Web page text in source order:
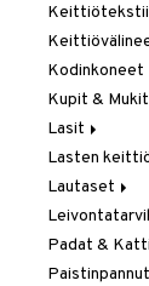
Kodinkoneet
Kahvi, Tee
Mixerit &
Muut
Kupit & Mukit
Lasit
Juoma- &
Juomalasit
Olutlasit
Snapsi- &
Lasten
Lautaset
Asetit
Syvät
Padat &
Paistinpannut